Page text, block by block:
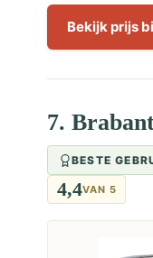
Bekijk prijs
7.
BESTE
4,4VAN 5